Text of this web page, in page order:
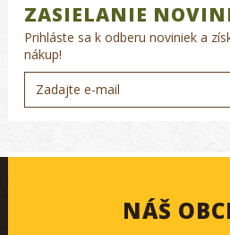
ZASIELANIE
Prihláste sa k odberu noviniek a
nákup!
NÁŠ